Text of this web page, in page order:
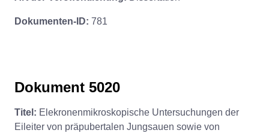
Dokumenten-ID: 781
Dokument 5020
Titel: Elekronenmikroskopische Untersuchungen der
Eileiter von präpubertalen Jungsauen sowie von